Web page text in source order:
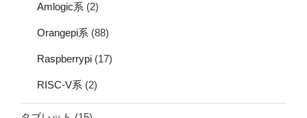
Amlogic系 (2)
Orangepi系 (88)
Raspberrypi (17)
RISC-V系 (2)